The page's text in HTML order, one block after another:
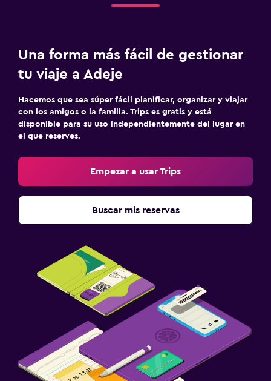
Una forma más fácil de gestionar
tu viaje a Adeje
Hacemos que sea súper fácil planificar, organizar y viajar
con los amigos o la familia. Trips es gratis y está
disponible para su uso independientemente del lugar en
el que reserves.
Empezar a usar Trips
Buscar mis reservas